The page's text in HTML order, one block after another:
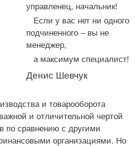
управленец, начальник!
Если у вас нет ни одного
подчиненного – вы не
менеджер,
а максимум специалист!
Денис Шевчук
и товарооборота
и отличительной чертой
по сравнению с другими
организациями. Но